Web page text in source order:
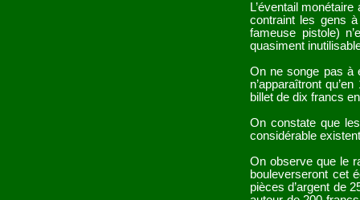
L’éventail
contraint les gens
fameuse pistole)
quasiment
On ne songe pas à
n’apparaîtront
billet de dix francs
On constate que
considérable
On observe que le
bouleverseront cet
pièces d’argent de